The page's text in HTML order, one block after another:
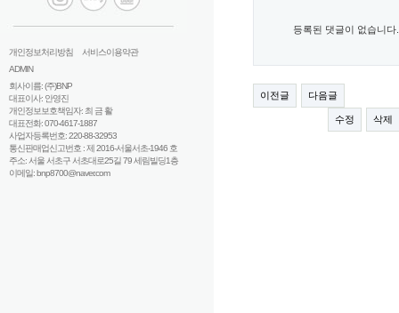
개인정보처리방침
서비스이용약관
ADMIN
회사이름: (주)BNP
대표이사: 안영진
개인정보보호책임자: 최 금 활
대표전화: 070-4617-1887
사업자등록번호: 220-88-32953
통신판매업신고번호 : 제 2016-서울서초-1946 호
주소: 서울 서초구 서초대로25길 79 세림빌딩1층
이메일: bnp8700@naver.com
등록된 댓글이 없습니다.
이전글 다음글
수정 삭제